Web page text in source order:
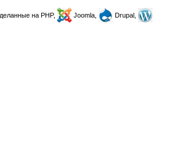
на PHP, Joomla,
Drupal,